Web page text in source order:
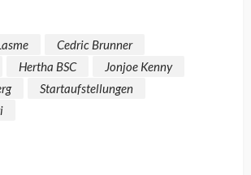
Cedric Brunner
Hertha BSC
Jonjoe Kenny
Startaufstellungen